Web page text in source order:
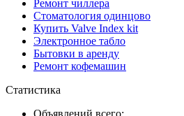
Ремонт чиллера
Стоматология одинцово
Купить Valve Index kit
Электронное табло
Бытовки в аренду
Ремонт кофемашин
Статистика
Объявлений всего: